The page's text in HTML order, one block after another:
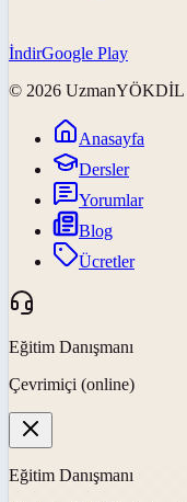
İndirGoogle Play
© 2026 UzmanYÖKDİL
Anasayfa
Dersler
Yorumlar
Blog
Ücretler
Eğitim Danışmanı
Çevrimiçi (online)
Eğitim Danışmanı